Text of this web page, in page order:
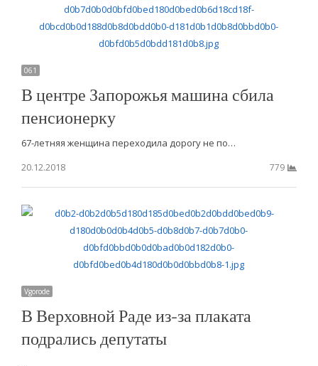
061
В центре Запорожья машина сбила
пенсионерку
67-летняя женщина переходила дорогу не по…
20.12.2018
779
Vgorode
В Верховной Раде из-за плаката
подрались депутаты